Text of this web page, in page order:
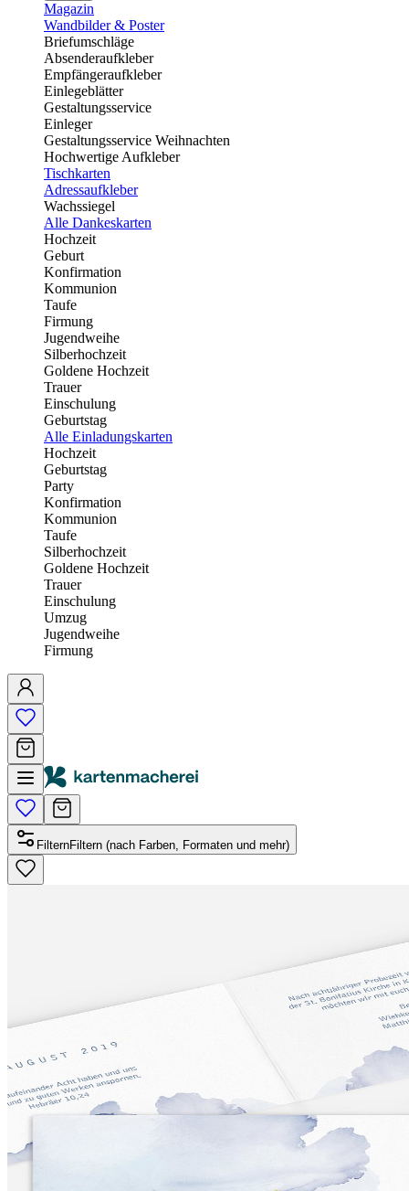
Magazin
Wandbilder & Poster
Briefumschläge
Absenderaufkleber
Empfängeraufkleber
Einlegeblätter
Gestaltungsservice
Einleger
Gestaltungsservice Weihnachten
Hochwertige Aufkleber
Tischkarten
Adressaufkleber
Wachssiegel
Alle Dankeskarten
Hochzeit
Geburt
Konfirmation
Kommunion
Taufe
Firmung
Jugendweihe
Silberhochzeit
Goldene Hochzeit
Trauer
Einschulung
Geburtstag
Alle Einladungskarten
Hochzeit
Geburtstag
Party
Konfirmation
Kommunion
Taufe
Silberhochzeit
Goldene Hochzeit
Trauer
Einschulung
Umzug
Jugendweihe
Firmung
FilternFiltern (nach Farben, Formaten und mehr)